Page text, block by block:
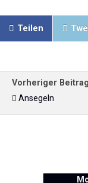
Teilen
Vorheriger Beitrag
Ansegeln